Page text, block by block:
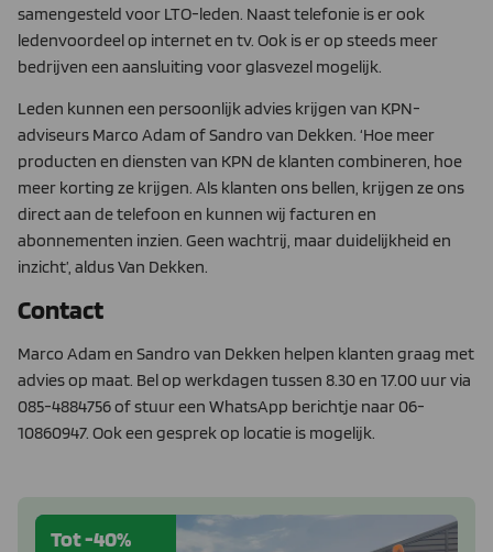
samengesteld voor LTO-leden. Naast telefonie is er ook
ledenvoordeel op internet en tv. Ook is er op steeds meer
bedrijven een aansluiting voor glasvezel mogelijk.
Leden kunnen een persoonlijk advies krijgen van KPN-
adviseurs Marco Adam of Sandro van Dekken. ‘Hoe meer
producten en diensten van KPN de klanten combineren, hoe
meer korting ze krijgen. Als klanten ons bellen, krijgen ze ons
direct aan de telefoon en kunnen wij facturen en
abonnementen inzien. Geen wachtrij, maar duidelijkheid en
inzicht’, aldus Van Dekken.
Contact
Marco Adam en Sandro van Dekken helpen klanten graag met
advies op maat. Bel op werkdagen tussen 8.30 en 17.00 uur via
085-4884756 of stuur een WhatsApp berichtje naar 06-
10860947. Ook een gesprek op locatie is mogelijk.
Tot -40%